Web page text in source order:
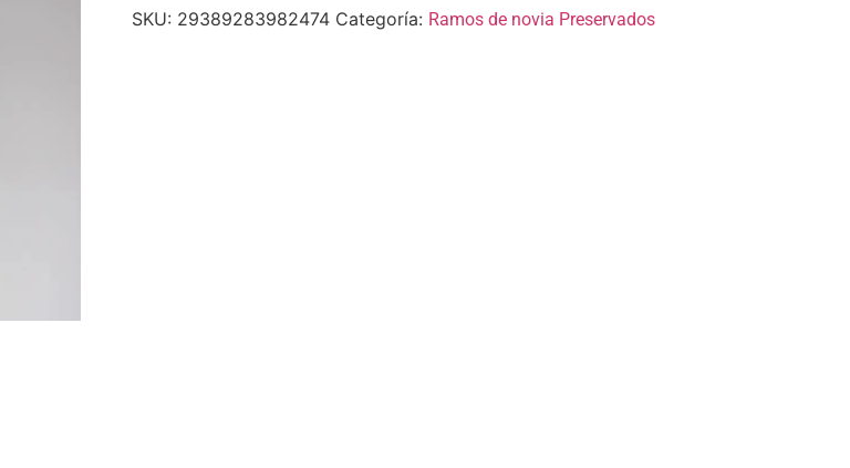
SKU: 29389283982474 Categoría: Ramos de novia Preservados